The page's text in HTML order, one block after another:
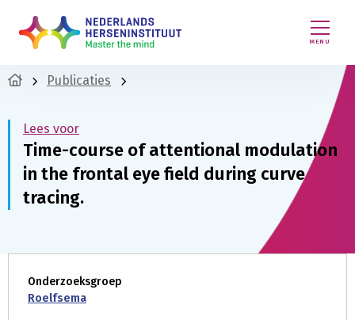
MENU
Publicaties
Lees voor
Time-course of attentional modulation
in the frontal eye field during curve
tracing.
Onderzoeksgroep
Roelfsema